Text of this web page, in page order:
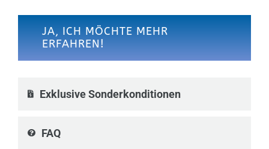
JA, ICH MÖCHTE MEHR
ERFAHREN!
Exklusive Sonderkonditionen
FAQ